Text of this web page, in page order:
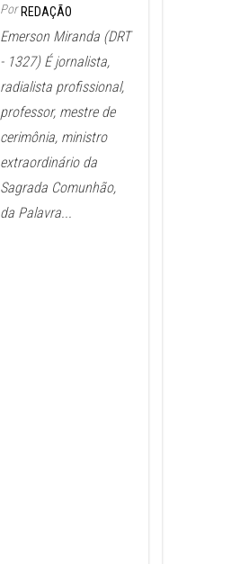
Por REDAÇÃO
Emerson Miranda (DRT
- 1327) É jornalista,
radialista profissional,
professor, mestre de
cerimônia, ministro
extraordinário da
Sagrada Comunhão,
da Palavra...